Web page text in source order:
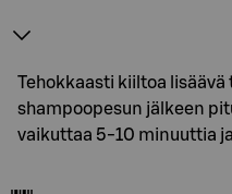
Tehokkaasti kiiltoa
shampoopesun jälkeen
vaikuttaa 5-10 minuuttia